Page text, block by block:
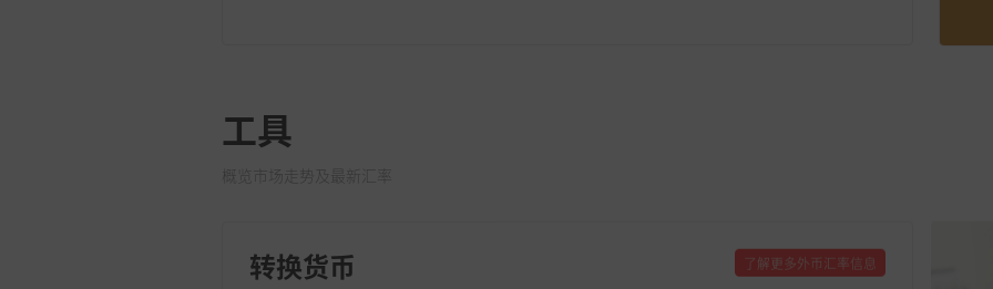
工具
概览市场走势及最新汇率
转换货币 了解更多外币汇率信息